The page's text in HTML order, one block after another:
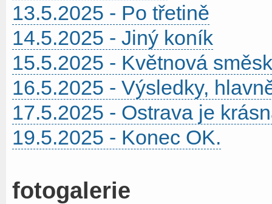
13.5.2025 - Po třetině
14.5.2025 - Jiný koník
15.5.2025 - Květnová
16.5.2025 - Výsledky,
17.5.2025 - Ostrava je
19.5.2025 - Konec OK.
fotogalerie